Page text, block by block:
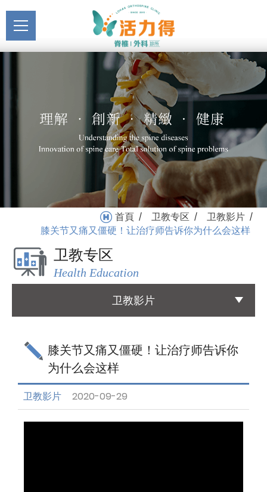
膝关节又痛又僵硬！让治
疗师告诉你为什么会这样_
卫教影片_卫教专区 | 活力
主選單关于活力得
医疗服务
Medical Service
就医指南
Medical Instruction
卫教专区
Health Education
友善连结
Links
联络我们
Contact
首頁 / 卫教专区 / 卫教影片 /
膝关节又痛又僵硬！让治疗师告诉你为什么会这样
卫教专区
Health Education
卫教影片
膝关节又痛又僵硬！让治疗师告诉你
为什么会这样
卫教影片 2020-09-29